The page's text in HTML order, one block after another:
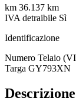
km 36.137 km
IVA detraibile Sì
Identificazione
Numero Telaio
Targa GY793XN
Descrizione